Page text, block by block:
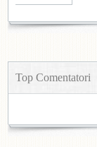
Top Comentatori